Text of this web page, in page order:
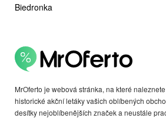
MrOferto je webová stránka, na které
historické akční letáky vašich oblíbených
desítky nejoblíbenějších značek a neustále
Biedronka